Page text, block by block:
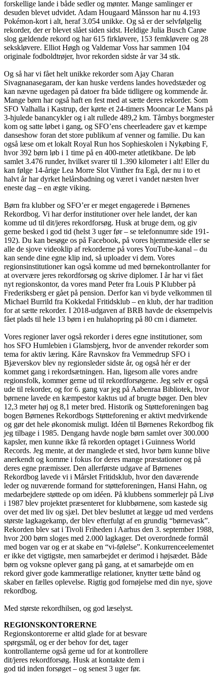
forskellige lande i både sedler og mønter. Mange samlinger er
desuden blevet udvidet. Adam Hougaard Månsson har nu 4.193
Pokémon-kort i alt, heraf 3.054 unikke. Og så er der selvfølgelig
rekorder, der er blevet slået siden sidst. Heldige Julia Busch Carøe
slog gældende rekord og har 615 firkløvere, 153 femkløvere og 28
sekskløvere. Elliot Høgh og Valdemar Voss har sammen 104
originale fodboldtrøjer, hvor rekorden sidste år var 34 stk.
Og så har vi fået helt unikke rekorder som Ajay Charan
Sivagnanasegaram, der kan huske verdens landes hovedstæder og
kan nævne ugedagen på datoer fra både tidligere og kommende år.
Mange børn har også haft en fest med at sætte deres rekorder. Som
SFO Valhalla i Kastrup, der kørte et 24-timers Mooncar Le Mans på
3-hjulede banancykler og i alt rullede 489,2 km. Tårnbys borgmester
kom og satte løbet i gang, og SFO’ens cheerleadere gav et kæmpe
danseshow foran det store publikum af venner og familie. Du kan
også læse om et lokalt Royal Run hos Sophieskolen i Nykøbing F,
hvor 392 børn løb i 1 time på en 400-meter atletikbane. De løb
samlet 3.476 runder, hvilket svarer til 1.390 kilometer i alt! Eller du
kan følge 14-årige Lea Morre Slot Vinther fra Egå, der nu i to et
halvt år har dyrket helårsbadning og været i vandet næsten hver
eneste dag – en ægte viking.
Børn fra klubber og SFO’er er meget engagerede i Børnenes
Rekordbog. Vi har derfor institutioner over hele landet, der kan
komme ud til dit/jeres rekordforsøg. Husk at bruge dem, og giv
gerne besked i god tid (helst 3 uger før – se telefonnumre side 191-
192). Du kan besøge os på Facebook, på vores hjemmeside eller se
alle de sjove videoklip af rekorderne på vores YouTube-kanal – du
kan sende dine egne klip ind, så uploader vi dem. Vores
regionsinstitutioner kan også komme ud med børnekontrollanter for
at overvære jeres rekordforsøg og skrive diplomer. I år har vi fået
nyt regionskontor, da vores mand Peter fra Louis P Klubber på
Frederiksberg er gået på pension. Derfor kan vi byde velkommen til
Michael Burrild fra Kokkedal Fritidsklub – en klub, der har tradition
for at sætte rekorder. I 2018-udgaven af BRB havde de eksempelvis
fået plads til hele 13 børn i en hulahopring på 80 cm i diameter.
Vores regioner laver også rekorder i deres egne institutioner, som
hos SFO Humlebien i Glamsbjerg, hvor de anvender rekorder som
tema for aktiv læring. Kåre Ravnskov fra Vemmedrup SFO i
Bjæverskov blev ny regionsleder sidste år, og også hér er der
kommet gang i rekordsætningen. Han, ligesom alle vores andre
regionsfolk, kommer gerne ud til rekordforsøgene. Jeg selv er også
ude til rekorder, og for 6. gang var jeg på Aabenraa Bibliotek, hvor
børnene lavede en kæmpestor kaktus ud af brugte bøger. Den blev
12,3 meter høj og 8,1 meter bred. Historik og Støtteforeningen bag
bogen Børnenes Rekordbogs Støtteforening er aktivt medvirkende
og gør det hele økonomisk muligt. Idéen til Børnenes Rekordbog fik
jeg tilbage i 1985. Dengang havde nogle børn samlet over 300.000
kapsler, men kunne ikke få rekorden optaget i Guinness World
Records. Jeg mente, at der manglede et sted, hvor børn kunne blive
anerkendt og komme i fokus for deres mange præstationer og på
deres egne præmisser. Den allerførste udgave af Børnenes
Rekordbog lavede vi i Mårslet Fritidsklub, hvor den daværende
leder og nuværende formand for støtteforeningen, Hansi Hahn, og
medarbejdere støttede op om idéen. På klubbens sommerlejr på Livø
i 1987 blev projektet præsenteret for klubbørnene, som kastede sig
over det med liv og sjæl. Det blev besluttet at lægge ud med verdens
største lagkagekamp, der blev efterfulgt af en grundig “børnevask”.
Rekorden blev sat i Tivoli Friheden i Aarhus den 3. september 1988,
hvor 200 børn sloges med 2.000 lagkager. Det overordnede formål
med bogen var og er at skabe en “vi-følelse”. Konkurrenceelementet
er ikke det vigtigste, men samarbejdet er derimod i højsædet. Både
børn og voksne oplever gang på gang, at et samarbejde om en
rekord giver gode kammeratlige relationer, knytter tætte bånd og
skaber en fælles oplevelse. Rigtig god fornøjelse med din nye, sjove
rekordbog.
Med største rekordhilsen, og god læselyst.
REGIONSKONTORERNE
Regionskontorerne er altid glade for at besvare
spørgsmål, og er der behov for det, tager
kontrollanterne også gerne ud for at kontrollere
dit/jeres rekordforsøg. Husk at kontakte dem i
god tid inden forsøget – og senest 3 uger før.